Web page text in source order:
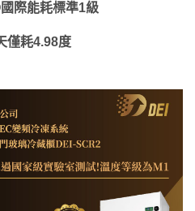
際能耗標準1級
僅耗4.98度